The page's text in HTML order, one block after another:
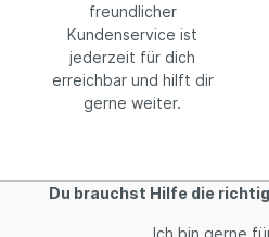
freundlicher
Kundenservice ist
jederzeit für dich
erreichbar und hilft dir
gerne weiter.
Du brauchst Hilfe die
Ich bin gerne